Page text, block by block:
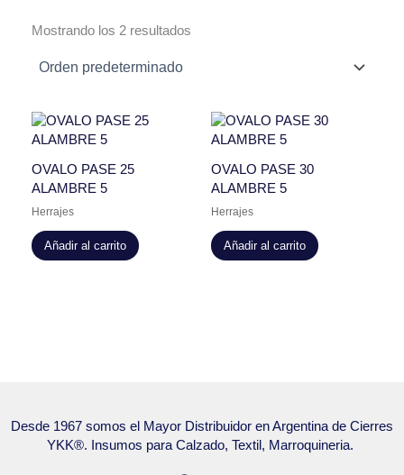
Mostrando los 2 resultados
OVALO PASE 25
ALAMBRE 5
Herrajes
Añadir al carrito
OVALO PASE 30
ALAMBRE 5
Herrajes
Añadir al carrito
Desde 1967 somos el Mayor Distribuidor en Argentina de Cierres
YKK®. Insumos para Calzado, Textil, Marroquineria.